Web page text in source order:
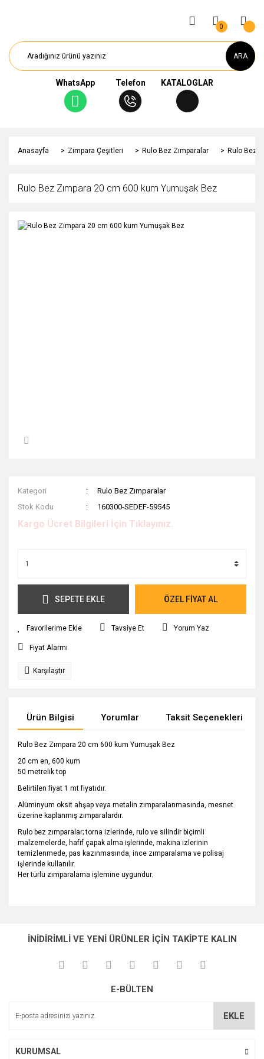
ARA
WhatsApp Telefon KATALOGLAR
0
Anasayfa Zımpara Çeşitleri Rulo Bez Zımparalar Rulo Bez
Rulo Bez Zımpara 20 cm 600 kum Yumuşak Bez
Kategori
Rulo Bez Zımparalar
Stok Kodu
160300-SEDEF-59545
Kargo Ücret Bilgileri İçin Tıklayınız.
SEPETE EKLE ÖZEL FİYAT AL
Tavsiye Et Yorum Yaz
Fiyat Alarmı
Karşılaştır
Ürün Bilgisi Yorumlar Taksit Seçenekleri
Rulo Bez Zımpara 20 cm 600 kum Yumuşak Bez
20 cm en, 600 kum
50 metrelik top
Belirtilen fiyat 1 mt fiyatıdır.
Alüminyum oksit ahşap veya metalin zımparalanmasında, mesnet
üzerine kaplanmış zımparalardır.
Rulo bez zımparalar; torna izlerinde, rulo ve silindir biçimli
malzemelerde, hafif çapak alma işlerinde, makina izlerinin
temizlenmede, pas kazınmasında, ince zımparalama ve polisaj
işlerinde kullanılır.
Her türlü zımparalama işlemine uygundur.
Yorum Yaz
kullanarak tarafımıza iletebilirsiniz.
Görüş ve önerileriniz için teşekkür ederiz.
Ürün açıklamasında eksik bilgiler bulunuyor.
İNİDİRİMLİ VE YENİ ÜRÜNLER İÇİN TAKİPTE KALIN
E-BÜLTEN
EKLE
KURUMSAL